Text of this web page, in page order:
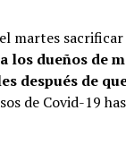
martes sacrificar
a los dueños de
después de
de Covid-19